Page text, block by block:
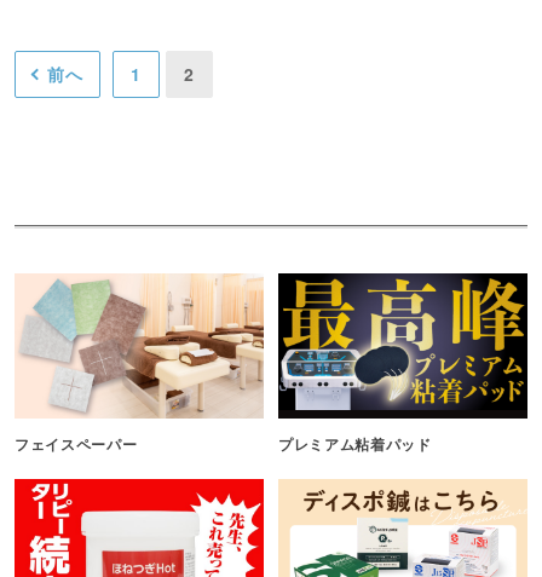
前へ 1 2
フェイスペーパー プレミアム粘着パッド